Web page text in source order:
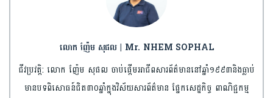
លោក ញ៉ែម សុផល | Mr. NHEM SOPHAL
ជីវប្រវត្តិ: លោក ញ៉ែម សុផល ចាប់ផ្តើមអាជីពសារព័ត៌មាននៅឆ្នាំ១៩៩៣និងធ្លាប់
មានបទពិសោធន៍ជិត៣០ឆ្នាំក្នុងវិស័យសារព័ត៌មាន ផ្នែកសេដ្ឋកិច្ច ពាណិជ្ជកម្ម